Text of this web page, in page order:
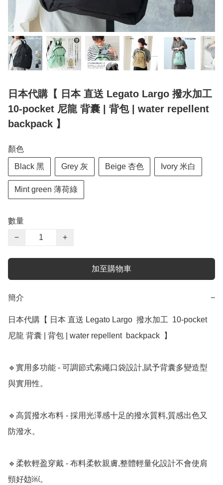
日本代購【 日本 直送 Legato Largo 撥水加工
10-pocket 尼龍 背囊 | 背包 | water repellent
backpack 】
顏色
Black 黑 Grey 灰 Beige 杏色 Ivory 米白
Mint green 薄荷綠
數量
−
+
加至購物車
簡介 −
日本代購【 日本 直送 Legato Largo  撥水加工  10-pocket
尼龍 背囊 | 背包 | water repellent  backpack  】 ﻿
🔹實用多功能 - 可調節式索繩口袋設計,賦予背囊多變造型
與實用性。
🔹高質撥水布料 - 採用光澤感十足的撥水質料,質感出色又
防潑水。
🔹柔軟輕盈穿戴 - 布料柔軟親膚,整體輕量化設計不會使肩
頸好攰￼。